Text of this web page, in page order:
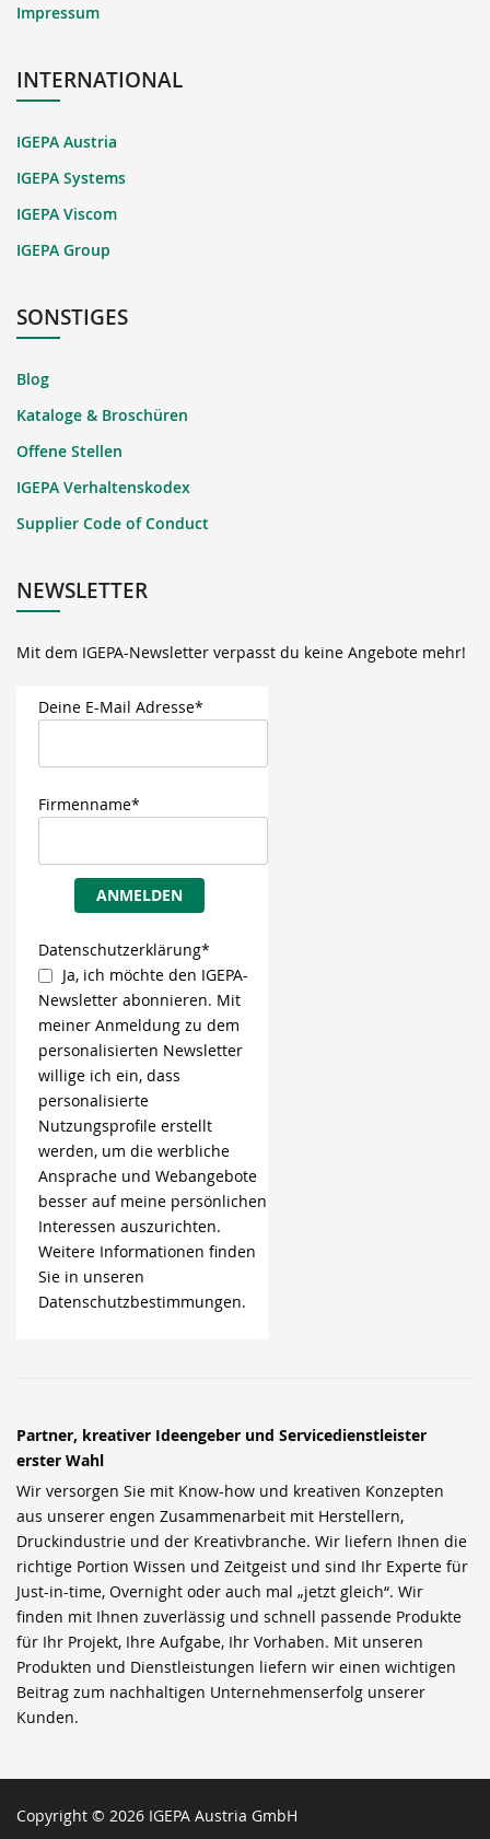
Impressum
INTERNATIONAL
IGEPA Austria
IGEPA Systems
IGEPA Viscom
IGEPA Group
SONSTIGES
Blog
Kataloge & Broschüren
Offene Stellen
IGEPA Verhaltenskodex
Supplier Code of Conduct
NEWSLETTER
Mit dem IGEPA-Newsletter verpasst du keine Angebote mehr!
Deine E-Mail Adresse*
Firmenname*
ANMELDEN
Datenschutzerklärung*
Ja, ich möchte den IGEPA-
Newsletter abonnieren. Mit
meiner Anmeldung zu dem
personalisierten Newsletter
willige ich ein, dass
personalisierte
Nutzungsprofile erstellt
werden, um die werbliche
Ansprache und Webangebote
besser auf meine persönlichen
Interessen auszurichten.
Weitere Informationen finden
Sie in unseren
Datenschutzbestimmungen.
Partner, kreativer Ideengeber und Servicedienstleister
erster Wahl
Wir versorgen Sie mit Know-how und kreativen Konzepten
aus unserer engen Zusammenarbeit mit Herstellern,
Druckindustrie und der Kreativbranche. Wir liefern Ihnen die
richtige Portion Wissen und Zeitgeist und sind Ihr Experte für
Just-in-time, Overnight oder auch mal „jetzt gleich“. Wir
finden mit Ihnen zuverlässig und schnell passende Produkte
für Ihr Projekt, Ihre Aufgabe, Ihr Vorhaben. Mit unseren
Produkten und Dienstleistungen liefern wir einen wichtigen
Beitrag zum nachhaltigen Unternehmenserfolg unserer
Kunden.
Copyright © 2026 IGEPA Austria GmbH